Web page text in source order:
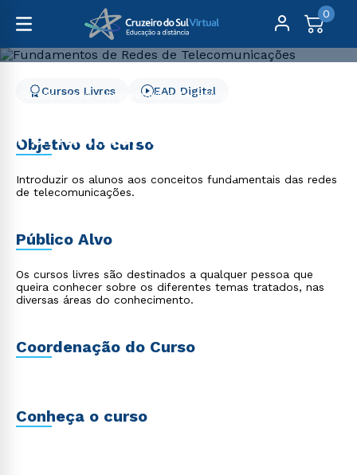
0
Cursos Livres
Engenharia e Tecnologia
Fundamentos de Redes
de Telecomunicações
Cursos Livres EAD Digital
Objetivo do curso
Introduzir os alunos aos conceitos fundamentais das redes
de telecomunicações.
Público Alvo
Os cursos livres são destinados a qualquer pessoa que
queira conhecer sobre os diferentes temas tratados, nas
diversas áreas do conhecimento.
Coordenação do Curso
Conheça o curso